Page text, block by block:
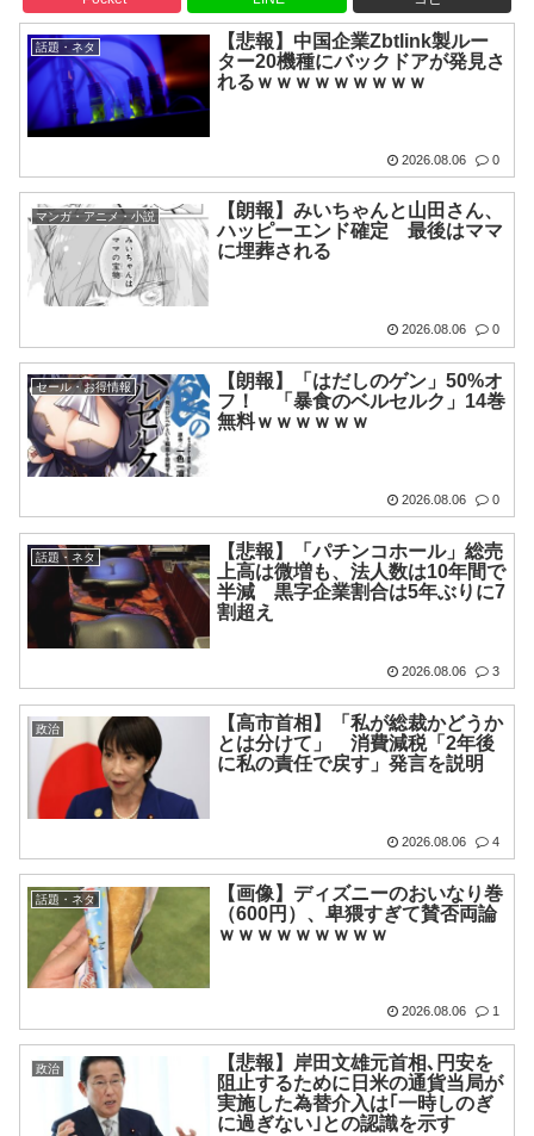
話題・ネタ
【悲報】中国企業Zbtlink製ルー
ター20機種にバックドアが発見さ
れるｗｗｗｗｗｗｗｗｗ
2026.08.06 0
マンガ・アニメ・小説
【朗報】みいちゃんと山田さん、
ハッピーエンド確定 最後はママ
に埋葬される
2026.08.06 0
セール・お得情報
【朗報】「はだしのゲン」50%オ
フ！ 「暴食のベルセルク」14巻
無料ｗｗｗｗｗｗ
2026.08.06 0
話題・ネタ
【悲報】「パチンコホール」総売
上高は微増も、法人数は10年間で
半減 黒字企業割合は5年ぶりに7
割超え
2026.08.06 3
政治
【高市首相】「私が総裁かどうか
とは分けて」 消費減税「2年後
に私の責任で戻す」発言を説明
2026.08.06 4
話題・ネタ
【画像】ディズニーのおいなり巻
（600円）、卑猥すぎて賛否両論
ｗｗｗｗｗｗｗｗｗ
2026.08.06 1
政治
【悲報】岸田文雄元首相､円安を
阻止するために日米の通貨当局が
実施した為替介入は｢一時しのぎ
に過ぎない｣との認識を示す